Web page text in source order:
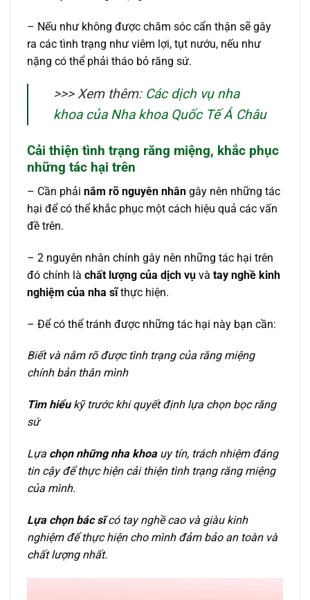
– Nếu như không được chăm sóc cẩn thận sẽ gây
ra các tình trạng như viêm lợi, tụt nướu, nếu như
nặng có thể phải tháo bỏ răng sứ.
>>> Xem thêm: Các dịch vụ nha
khoa của Nha khoa Quốc Tế Á Châu
Cải thiện tình trạng răng miệng, khắc phục
những tác hại trên
– Cần phải nắm rõ nguyên nhân gây nên những tác
hại để có thể khắc phục một cách hiệu quả các vấn
đề trên.
– 2 nguyên nhân chính gây nên những tác hại trên
đó chính là chất lượng của dịch vụ và tay nghề kinh
nghiệm của nha sĩthực hiện.
– Để có thể tránh được những tác hại này bạn cần:
Biết và nắm rõ được tình trạng của răng miệng
chính bản thân mình
Tìm hiểukỹ trước khi quyết định lựa chọn bọc răng
sứ
Lựa chọn những nha khoauy tín, trách nhiệm đáng
tin cậy để thực hiện cải thiện tình trạng răng miệng
của mình.
Lựa chọn bác sĩcó tay nghề cao và giàu kinh
nghiệm để thực hiện cho mình đảm bảo an toàn và
chất lượng nhất.